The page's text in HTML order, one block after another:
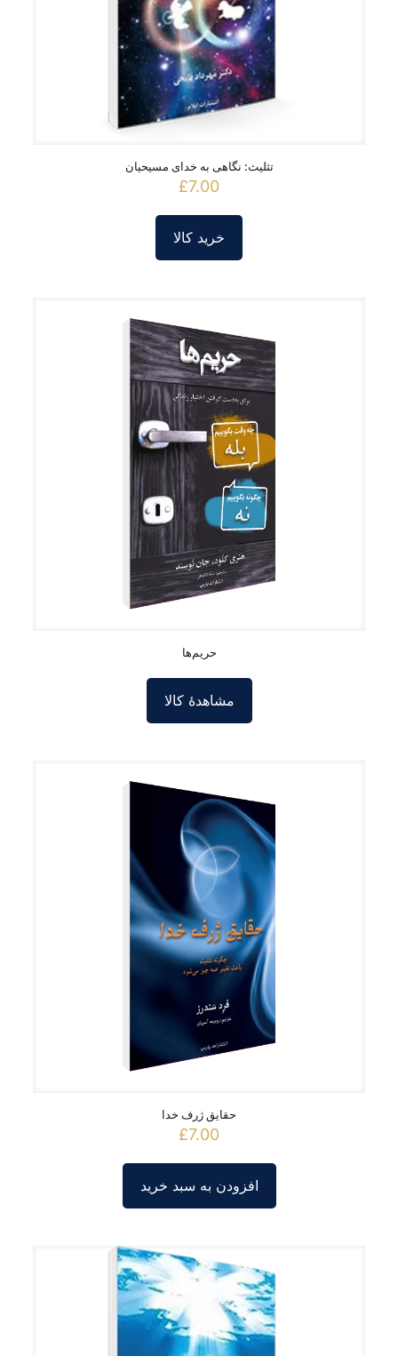
تثلیث: نگاهی به خدای مسیحیان
£7.00
خرید کالا
حریم‌ها
مشاهدۀ کالا
حقایق ژرف خدا
£7.00
افزودن به سبد خرید